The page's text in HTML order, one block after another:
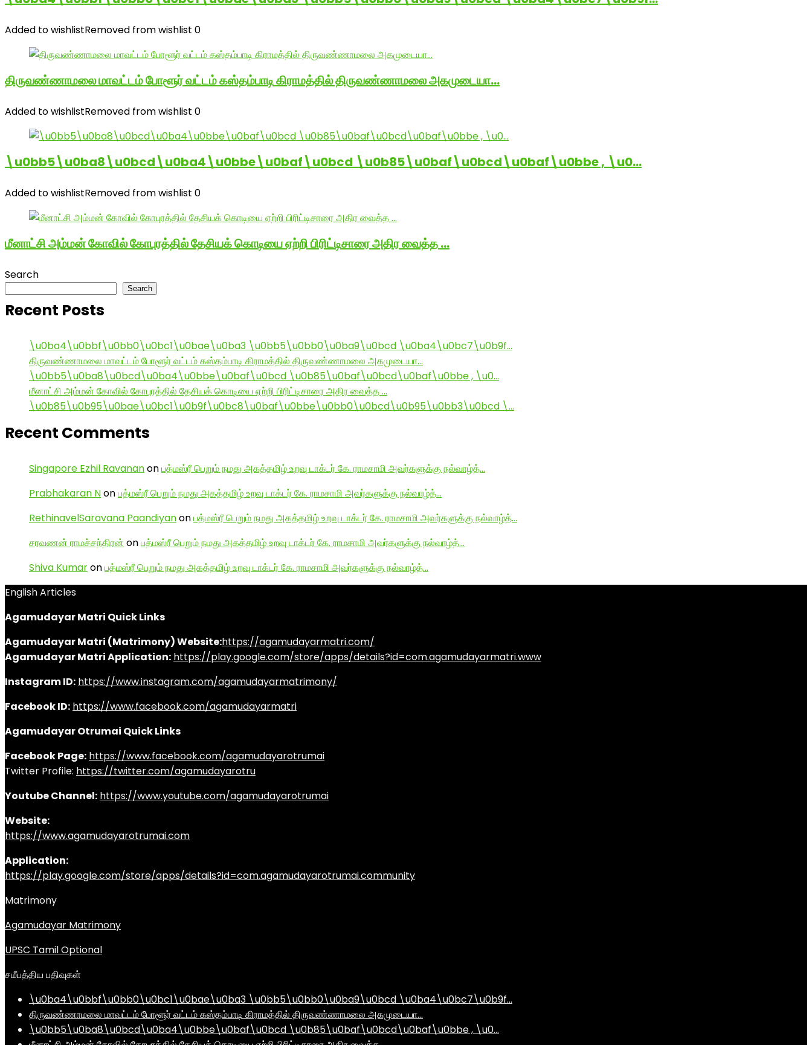
Added to wishlistRemoved from wishlist 0
திருவண்ணாமலை மாவட்டம் போளூர் வட்டம் கஸ்தம்பாடி கிராமத்தில் திருவண்ணாமலை அகமுடையா…
Added to wishlistRemoved from wishlist 0
\u0bb5\u0ba8\u0bcd\u0ba4\u0bbe\u0baf\u0bcd \u0b85\u0baf\u0bcd\u0baf\u0bbe , \u0…
Added to wishlistRemoved from wishlist 0
மீனாட்சி அம்மன் கோவில் கோபுரத்தில் தேசியக் கொடியை ஏற்றி பிரிட்டிசாரை அதிர வைத்த …
Search
Search
Recent Posts
\u0ba4\u0bbf\u0bb0\u0bc1\u0bae\u0ba3 \u0bb5\u0bb0\u0ba9\u0bcd \u0ba4\u0bc7\u0b9f…
திருவண்ணாமலை மாவட்டம் போளூர் வட்டம் கஸ்தம்பாடி கிராமத்தில் திருவண்ணாமலை அகமுடையா…
\u0bb5\u0ba8\u0bcd\u0ba4\u0bbe\u0baf\u0bcd \u0b85\u0baf\u0bcd\u0baf\u0bbe , \u0…
மீனாட்சி அம்மன் கோவில் கோபுரத்தில் தேசியக் கொடியை ஏற்றி பிரிட்டிசாரை அதிர வைத்த …
\u0b85\u0b95\u0bae\u0bc1\u0b9f\u0bc8\u0baf\u0bbe\u0bb0\u0bcd\u0b95\u0bb3\u0bcd \…
Recent Comments
Singapore Ezhil Ravananonபத்மஸ்ரீ பெறும் நமது அகத்தமிழ் உறவு டாக்டர் கே. ராமசாமி அவர்களுக்கு நல்வாழ்த்…
Prabhakaran Nonபத்மஸ்ரீ பெறும் நமது அகத்தமிழ் உறவு டாக்டர் கே. ராமசாமி அவர்களுக்கு நல்வாழ்த்…
RethinavelSaravana Paandiyanonபத்மஸ்ரீ பெறும் நமது அகத்தமிழ் உறவு டாக்டர் கே. ராமசாமி அவர்களுக்கு நல்வாழ்த்…
சரவணன் ராமச்சந்திரன் onபத்மஸ்ரீ பெறும் நமது அகத்தமிழ் உறவு டாக்டர் கே. ராமசாமி அவர்களுக்கு நல்வாழ்த்…
Shiva Kumaronபத்மஸ்ரீ பெறும் நமது அகத்தமிழ் உறவு டாக்டர் கே. ராமசாமி அவர்களுக்கு நல்வாழ்த்…
English Articles
Agamudayar Matri Quick Links
Agamudayar Matri (Matrimony) Website:https://agamudayarmatri.com/
Agamudayar Matri Application: https://play.google.com/store/apps/details?id=com.agamudayarmatri.www
Instagram ID: https://www.instagram.com/agamudayarmatrimony/
Facebook ID: https://www.facebook.com/agamudayarmatri
Agamudayar Otrumai Quick Links
Facebook Page: https://www.facebook.com/agamudayarotrumai
Twitter Profile: https://twitter.com/agamudayarotru
Youtube Channel: https://www.youtube.com/agamudayarotrumai
Website:
https://www.agamudayarotrumai.com
Application:
https://play.google.com/store/apps/details?id=com.agamudayarotrumai.community
Matrimony
Agamudayar Matrimony
UPSC Tamil Optional
சமீபத்திய பதிவுகள்
\u0ba4\u0bbf\u0bb0\u0bc1\u0bae\u0ba3 \u0bb5\u0bb0\u0ba9\u0bcd \u0ba4\u0bc7\u0b9f…
திருவண்ணாமலை மாவட்டம் போளூர் வட்டம் கஸ்தம்பாடி கிராமத்தில் திருவண்ணாமலை அகமுடையா…
\u0bb5\u0ba8\u0bcd\u0ba4\u0bbe\u0baf\u0bcd \u0b85\u0baf\u0bcd\u0baf\u0bbe , \u0…